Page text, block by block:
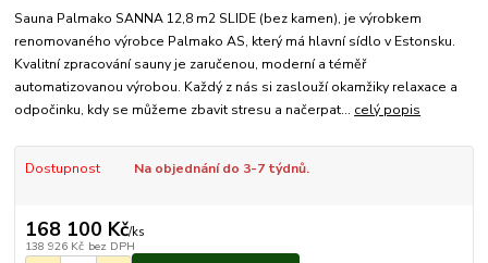
Sauna Palmako SANNA 12,8 m2 SLIDE (bez kamen), je výrobkem
renomovaného výrobce Palmako AS, který má hlavní sídlo v Estonsku.
Kvalitní zpracování sauny je zaručenou, moderní a téměř
automatizovanou výrobou. Každý z nás si zaslouží okamžiky relaxace a
odpočinku, kdy se můžeme zbavit stresu a načerpat... celý popis
Dostupnost Na objednání do 3-7 týdnů.
168 100 Kč/ks
138 926 Kč bez DPH